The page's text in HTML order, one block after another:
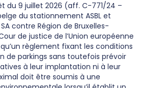
du 9 juillet 2026 (aff. C-771/24 –
du stationnement ASBL et
contre Région de Bruxelles-
de justice de l’Union européenne
règlement fixant les conditions
de parkings sans toutefois prévoir
à leur implantation ni à leur
doit être soumis à une